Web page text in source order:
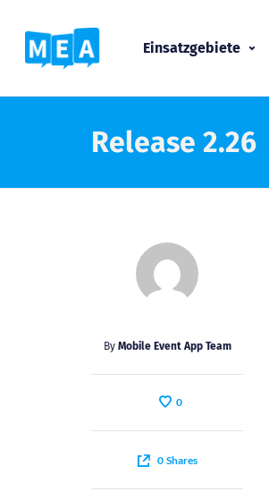
Einsatzgebiete
Release 2.26
By Mobile Event App Team
0
0 Shares